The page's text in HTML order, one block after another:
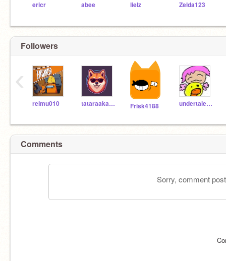
ericr abee lielz Zelda123
Followers
reimu010 tataraaka-sabu Frisk4188 undertale-----
‹
Comments
Sorry, comment